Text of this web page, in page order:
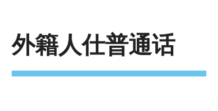
外籍人仕普通话